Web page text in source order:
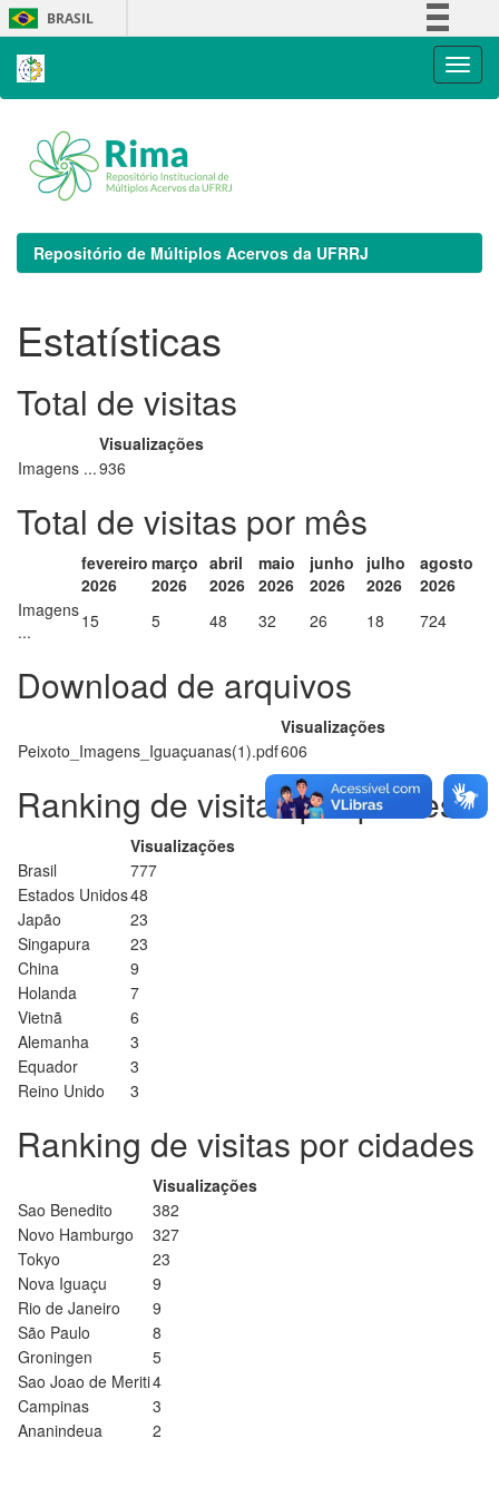
Skip
navigation
BRASIL
Repositório de Múltiplos Acervos da UFRRJ
Estatísticas
Total de visitas
Visualizações
Imagens ...936
Total de visitas por mês
fevereiro
2026
março
2026
abril
2026
maio
2026
junho
2026
julho
2026
agosto
2026
Imagens
...
15 5 48 32 26 18 724
Download de arquivos
Visualizações
Peixoto_Imagens_Iguaçuanas(1).pdf606
Ranking de visitas por países
Visualizações
Brasil
777
Estados Unidos48
Japão
23
Singapura
23
China
9
Holanda
7
Vietnã
6
Alemanha
3
Equador
3
Reino Unido
3
Ranking de visitas por cidades
Visualizações
Sao Benedito
382
Novo Hamburgo
327
Tokyo
23
Nova Iguaçu
9
Rio de Janeiro
9
São Paulo
8
Groningen
5
Sao Joao de Meriti4
Campinas
3
Ananindeua
2